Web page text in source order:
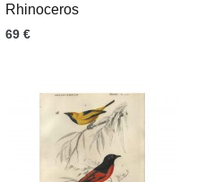
Rhinoceros
69 €